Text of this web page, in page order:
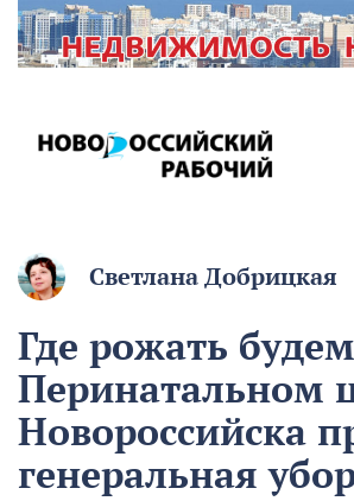
Светлана Добрицкая
Где рожать
Перинатальном
Новороссийска
генеральная